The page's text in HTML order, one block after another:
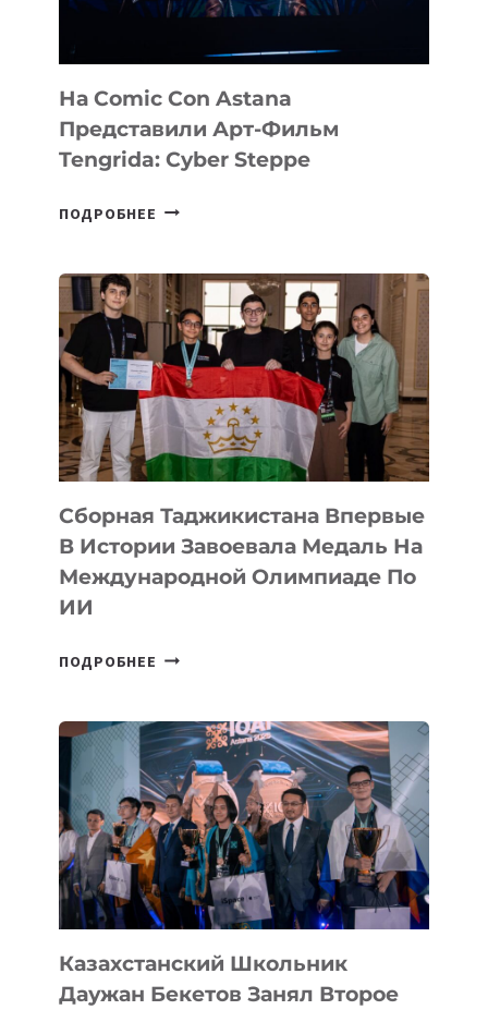
На Comic Con Astana
Представили Арт-Фильм
Tengrida: Cyber Steppe
ПОДРОБНЕЕ
ASTANA
ПРЕДСТАВИЛИ
АРТ-
ФИЛЬМ
TENGRIDA:
CYBER
STEPPE
Сборная Таджикистана Впервые
В Истории Завоевала Медаль На
Международной Олимпиаде По
ИИ
ПОДРОБНЕЕ СБОРНАЯ
В
ИСТОРИИ
ЗАВОЕВАЛА
МЕДАЛЬ
НА
МЕЖДУНАРОДНОЙ
ОЛИМПИАДЕ
ПО
ИИ
Казахстанский Школьник
Даужан Бекетов Занял Второе